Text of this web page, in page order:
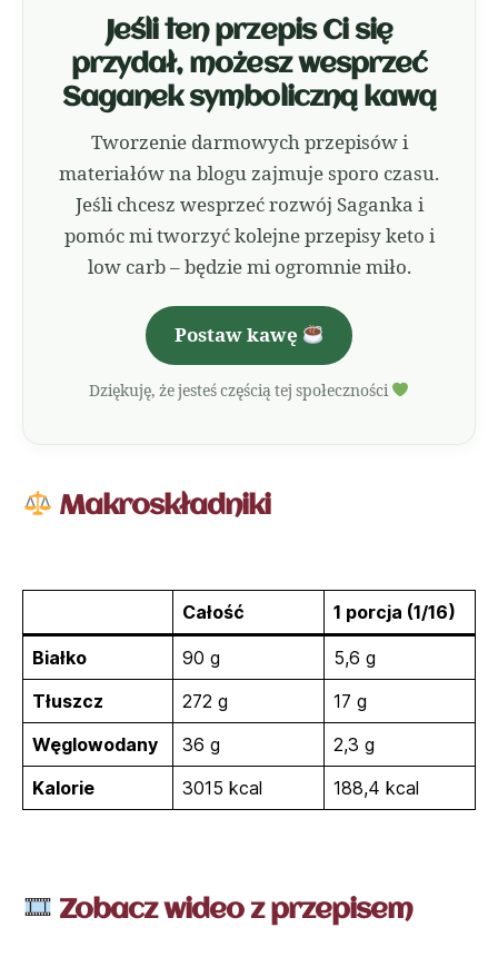
Jeśli ten przepis Ci się
przydał, możesz wesprzeć
Saganek symboliczną kawą
Tworzenie darmowych przepisów i
materiałów na blogu zajmuje sporo czasu.
Jeśli chcesz wesprzeć rozwój Saganka i
pomóc mi tworzyć kolejne przepisy keto i
low carb – będzie mi ogromnie miło.
Postaw kawę
Dziękuję, że jesteś częścią tej społeczności
Makroskładniki
Całość 1 porcja (1/16)
Białko 90 g
5,6 g
Tłuszcz
272 g
17 g
Węglowodany
36 g
2,3 g
Kalorie
3015 kcal 188,4 kcal
Zobacz wideo z przepisem